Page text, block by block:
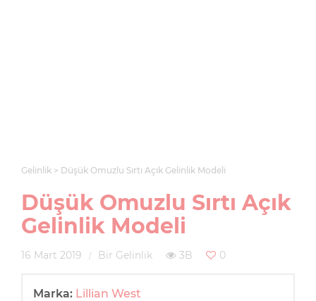
Gelinlik Düşük Omuzlu Sırtı Açık Gelinlik Modeli
Düşük Omuzlu Sırtı Açık
Gelinlik Modeli
16 Mart 2019 Bir Gelinlik 3B 0
Marka: Lillian West